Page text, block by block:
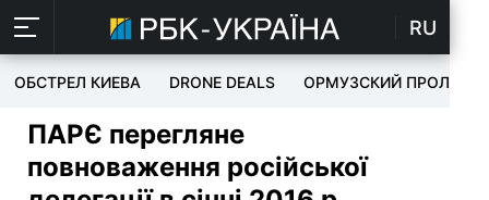
RU
ОБСТРЕЛ КИЕВА DRONE DEALS ОРМУЗСКИЙ ПРОЛИВ
ПАРЄ перегляне
повноваження російської